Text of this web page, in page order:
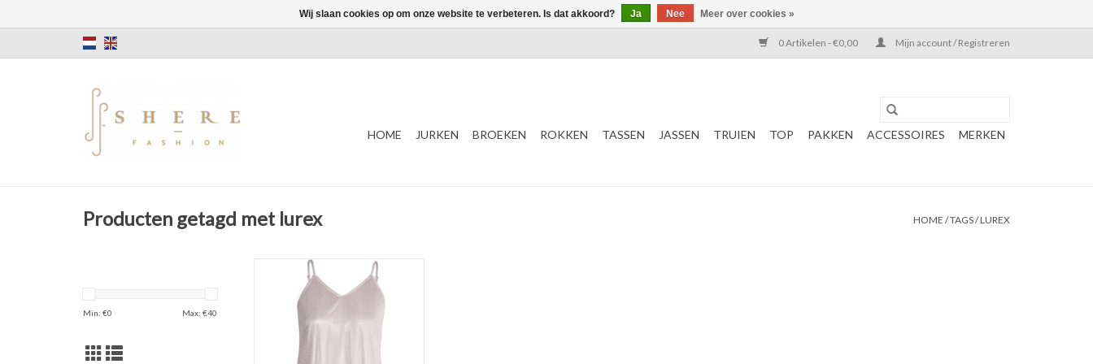
0 Artikelen - €0,00 Mijn account / Registreren
HOME JURKEN BROEKEN ROKKEN TASSEN JASSEN TRUIEN TOP PAKKEN ACCESSOIRES MERKEN
Producten getagd met lurex HOME /TAGS/LUREX
Min: €0 Max: €40
Elegante design
Kleur: Powder rose
Wij slaan cookies op om onze website te verbeteren. Is dat akkoord? Ja Nee Meer over cookies »